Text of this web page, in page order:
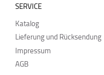
SERVICE
Katalog
Lieferung und Rücksendung
Impressum
AGB